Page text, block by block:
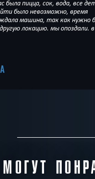
была пицца, сок, вода, все
было невозможно, время
ждала машина, так как нужно
локацию. мы опоздали. в